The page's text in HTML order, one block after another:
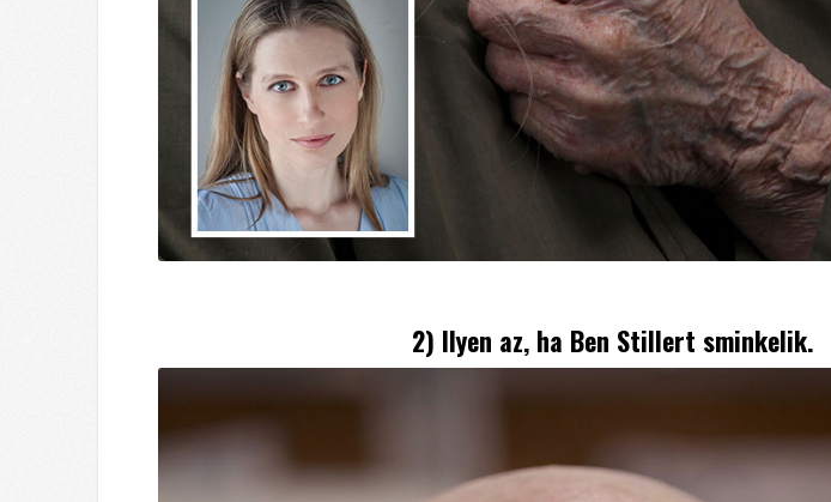
2) Ilyen az, ha Ben Stillert sminkelik.